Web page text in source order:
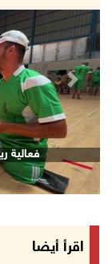
فعالية
Next
اقرأ أيضا